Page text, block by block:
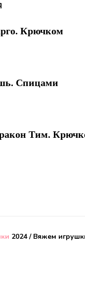
Крючком
Спицами
Тим.
2024 / Вяжем